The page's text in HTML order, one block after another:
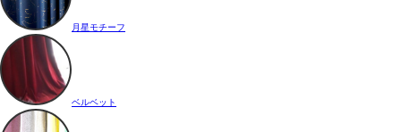
月星モチーフ
ベルベット